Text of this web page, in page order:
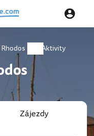
Aktivity
Zájezdy